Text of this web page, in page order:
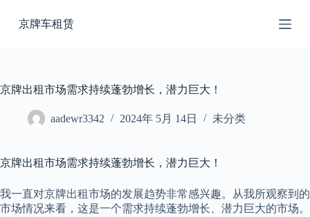
过
京牌车租赁
京牌出租市场需求持续蓬勃增长，潜力巨大！
aadewr3342 2024年 5月 14日 未分类
京牌出租市场需求持续蓬勃增长，潜力巨大！
我一直对京牌出租市场的发展趋势非常感兴趣。从我所观察到的
市场情况来看，这是一个需求持续蓬勃增长、潜力巨大的市场。